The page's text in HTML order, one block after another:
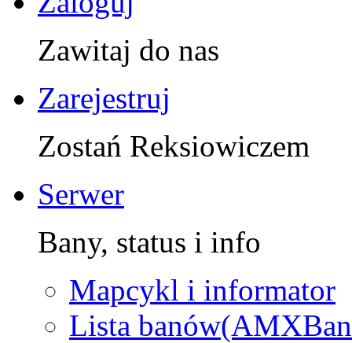
Zawitaj do nas
Zarejestruj
Zostań Reksiowiczem
Serwer
Bany, status i info
Mapcykl i informator
Lista